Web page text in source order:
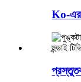
Ko-এর